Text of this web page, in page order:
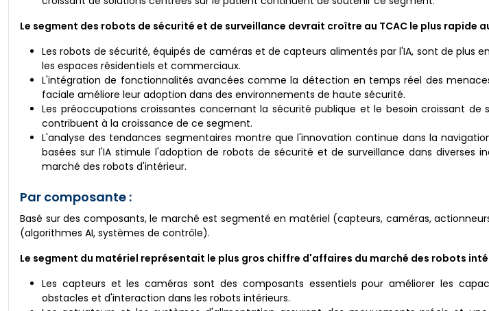
Le segment des robots de sécurité et de surveillance devrait croître au TCAC le plus rapide
Les robots de sécurité, équipés de caméras et de capteurs alimentés par l'IA, sont de plus
les espaces résidentiels et commerciaux.
L'intégration de fonctionnalités avancées comme la détection en temps réel des
faciale améliore leur adoption dans des environnements de haute sécurité.
Les préoccupations croissantes concernant la sécurité publique et le besoin croissant de
contribuent à la croissance de ce segment.
L'analyse des tendances segmentaires montre que l'innovation continue dans la
basées sur l'IA stimule l'adoption de robots de sécurité et de surveillance dans diverses
marché des robots d'intérieur.
Par composante :
Basé sur des composants, le marché est segmenté en matériel (capteurs, caméras,
(algorithmes AI, systèmes de contrôle).
Le segment du matériel représentait le plus gros chiffre d'affaires du marché des robots
Les capteurs et les caméras sont des composants essentiels pour améliorer les
obstacles et d'interaction dans les robots intérieurs.